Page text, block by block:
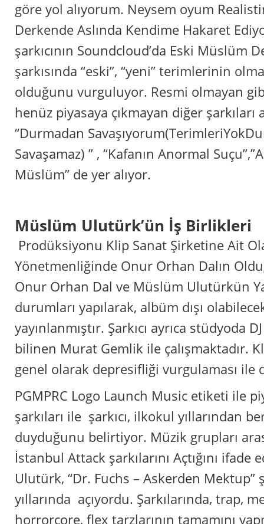
göre yol alıyorum. Neysem oyum
Derkende Aslında Kendime Hakaret
şarkıcının Soundcloud’da Eski Müslüm
şarkısında “eski”, “yeni” terimlerinin
olduğunu vurguluyor. Resmi olmayan
henüz piyasaya çıkmayan diğer şarkıları
“Durmadan
Savaşamaz) ” , “Kafanın Anormal
Müslüm” de yer alıyor.
‎Müslüm Ulutürk’ün İş Birlikleri
Prodüksiyonu Klip Sanat Şirketine Ait
Yönetmenliğinde Onur Orhan Dalın
Onur Orhan Dal ve Müslüm Ulutürkün
durumları yapılarak, albüm dışı
yayınlanmıştır. Şarkıcı ayrıca stüdyoda
bilinen Murat Gemlik ile çalışmaktadır.
genel olarak depresifliği vurgulaması ile
‎PGMPRC Logo Launch Music etiketi ile
şarkıları ile şarkıcı, ilkokul yıllarından
duyduğunu belirtiyor. Müzik grupları
İstanbul Attack şarkılarını Açtığını ifade
Ulutürk, “Dr. Fuchs – Askerden Mektup”
yıllarında açıyordu. Şarkılarında, trap,
horrorcore, flex tarzlarının tamamını